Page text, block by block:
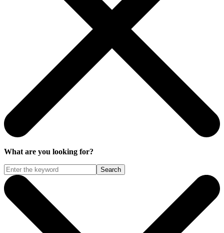
What are you looking for?
Search